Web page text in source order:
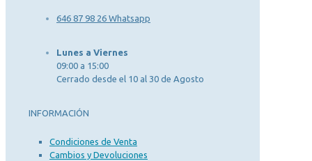
646 87 98 26 Whatsapp
Lunes a Viernes
09:00 a 15:00
Cerrado desde el 10 al 30 de Agosto
INFORMACIÓN
Condiciones de Venta
Cambios y Devoluciones